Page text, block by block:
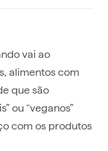
vai ao
alimentos com
que são
ou “veganos”
com os produtos